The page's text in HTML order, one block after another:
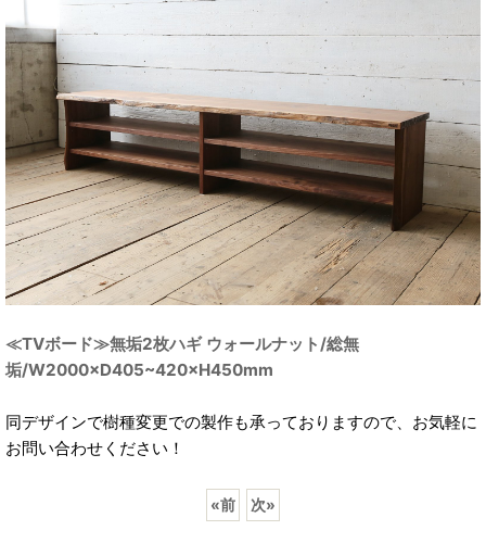
≪TVボード≫無垢2枚ハギ ウォールナット/総無
垢/W2000×D405~420×H450mm
同デザインで樹種変更での製作も承っておりますので、お気軽に
お問い合わせください！
«前 次»